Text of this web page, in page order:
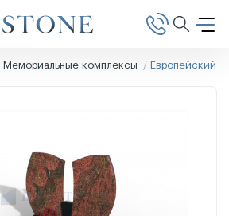
Мемориальные комплексы Европейский